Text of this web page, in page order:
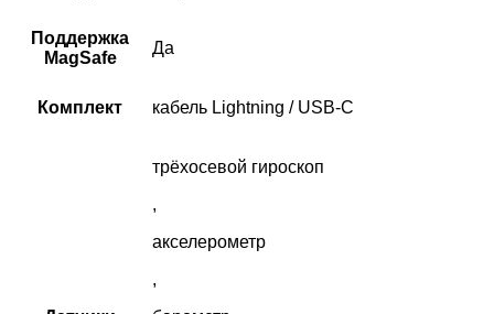
Поддержка
MagSafe
Да
Комплект кабель Lightning / USB-C
трёхосевой гироскоп
,
акселерометр
,